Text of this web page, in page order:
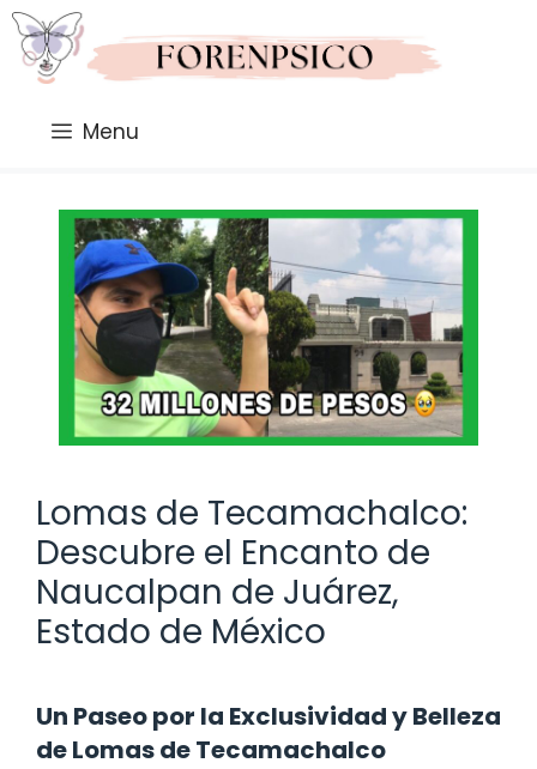
Saltar
al
contenido
Menu
Lomas de Tecamachalco:
Descubre el Encanto de
Naucalpan de Juárez,
Estado de México
Un Paseo por la Exclusividad y Belleza
de Lomas de Tecamachalco